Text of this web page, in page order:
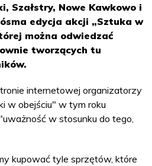
Szałstry, Nowe Kawkowo i
edycja akcji „Sztuka w
można odwiedzać
tworzących tu
internetowej organizatorzy
w obejściu" w tym roku
w stosunku do tego,
kupować tyle sprzętów, które